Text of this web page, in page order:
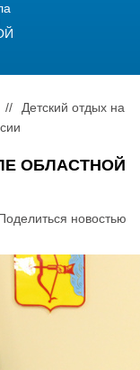
//
Детский отдых на
ОБЛАСТНОЙ
новостью